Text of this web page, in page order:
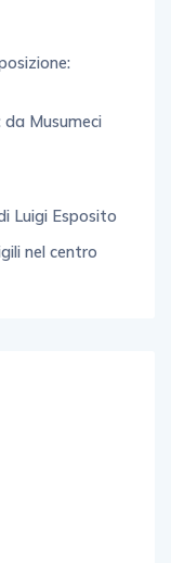
da Musumeci
Luigi Esposito
nel centro